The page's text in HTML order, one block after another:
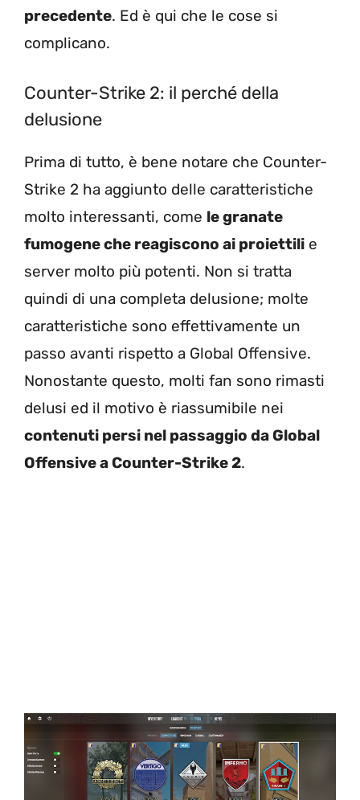
precedente. Ed è qui che le cose si
complicano.
Counter-Strike 2: il perché della
delusione
Prima di tutto, è bene notare che Counter-
Strike 2 ha aggiunto delle caratteristiche
molto interessanti, come le granate
fumogene che reagiscono ai proiettili e
server molto più potenti. Non si tratta
quindi di una completa delusione; molte
caratteristiche sono effettivamente un
passo avanti rispetto a Global Offensive.
Nonostante questo, molti fan sono rimasti
delusi ed il motivo è riassumibile nei
contenuti persi nel passaggio da Global
Offensive a Counter-Strike 2.